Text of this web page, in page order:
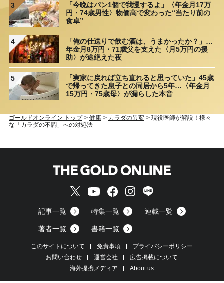
3
「今晩はパン1個で我慢するよ」〈年金月17万
円・74歳男性〉物価高で変わった“当たり前の
食卓”
4
「俺の仕送りで飲む酒は、うまかったか？」…
年金月8万円・71歳父を支えた〈月5万円の援
助〉が途絶えた夜
5
「実家に戻れば立ち直れると思っていた」45歳
で帰ってきた息子との同居から5年…〈年金月
15万円・75歳母〉が漏らした本音
ゴールドオンライン トップ > 健康 > カラダの異変 > 現役医師が解説！様々
な「カラダの不調」への対処法
記事一覧 特集一覧 連載一覧
著者一覧 書籍一覧
このサイトについて 免責事項
プライバシーポリシー
お問い合わせ
運営会社
広告掲載について
海外提携メディア
About us